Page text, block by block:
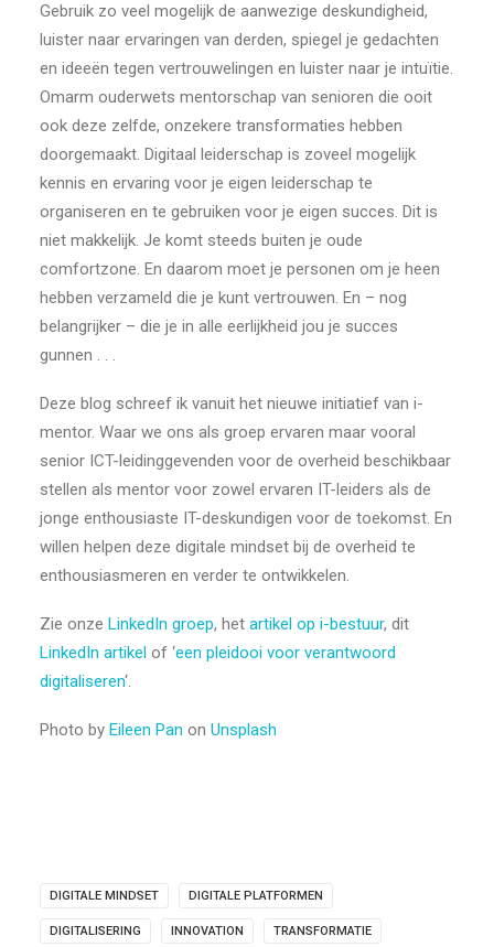
Gebruik zo veel mogelijk de aanwezige deskundigheid,
luister naar ervaringen van derden, spiegel je gedachten
en ideeën tegen vertrouwelingen en luister naar je intuïtie.
Omarm ouderwets mentorschap van senioren die ooit
ook deze zelfde, onzekere transformaties hebben
doorgemaakt. Digitaal leiderschap is zoveel mogelijk
kennis en ervaring voor je eigen leiderschap te
organiseren en te gebruiken voor je eigen succes. Dit is
niet makkelijk. Je komt steeds buiten je oude
comfortzone. En daarom moet je personen om je heen
hebben verzameld die je kunt vertrouwen. En – nog
belangrijker – die je in alle eerlijkheid jou je succes
gunnen . . .
Deze blog schreef ik vanuit het nieuwe initiatief van i-
mentor. Waar we ons als groep ervaren maar vooral
senior ICT-leidinggevenden voor de overheid beschikbaar
stellen als mentor voor zowel ervaren IT-leiders als de
jonge enthousiaste IT-deskundigen voor de toekomst. En
willen helpen deze digitale mindset bij de overheid te
enthousiasmeren en verder te ontwikkelen.
Zie onze LinkedIn groep, het artikel op i-bestuur, dit
LinkedIn artikel of ‘een pleidooi voor verantwoord
digitaliseren‘.
Photo by Eileen Pan on Unsplash
DIGITALE MINDSET DIGITALE PLATFORMEN
DIGITALISERING INNOVATION TRANSFORMATIE